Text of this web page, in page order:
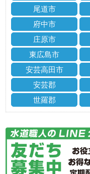
尾道市
府中市
庄原市
東広島市
安芸高田市
安芸郡
世羅郡